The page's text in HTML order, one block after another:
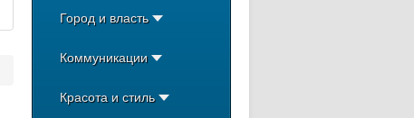
Город и власть
Коммуникации
Красота и стиль